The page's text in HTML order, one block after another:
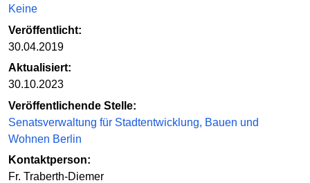
Keine
Veröffentlicht:
30.04.2019
Aktualisiert:
30.10.2023
Veröffentlichende Stelle:
Senatsverwaltung für Stadtentwicklung, Bauen und
Wohnen Berlin
Kontaktperson:
Fr. Traberth-Diemer